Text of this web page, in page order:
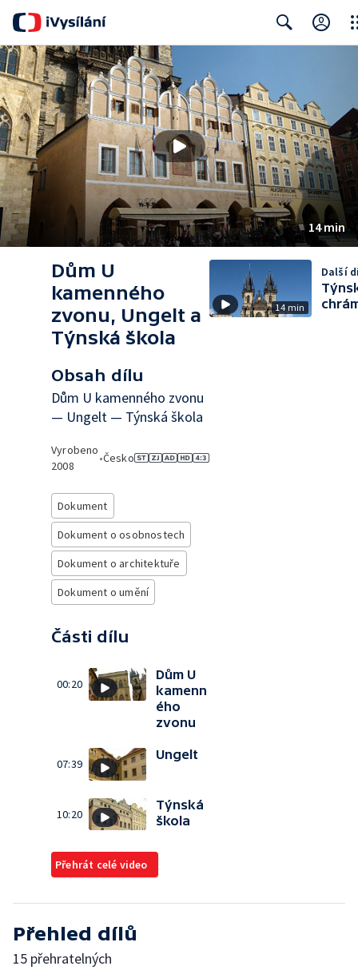
14 min
Dům U
kamenného
zvonu, Ungelt a
Týnská škola
Obsah dílu
Dům U kamenného zvonu
— Ungelt — Týnská škola
Vyrobeno
2008
•Česko
Dokument
Dokument o osobnostech
Dokument o architektuře
Dokument o umění
Části dílu
00:20
Dům U
kamenn
ého
zvonu
07:39
Ungelt
10:20
Týnská
škola
Přehrát celé video
14 min
Další
Přehled dílů
15 přehratelných